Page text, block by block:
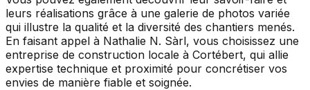
leurs réalisations grâce à une galerie de photos variée
qui illustre la qualité et la diversité des chantiers menés.
En faisant appel à Nathalie N. Sàrl, vous choisissez une
entreprise de construction locale à Cortébert, qui allie
expertise technique et proximité pour concrétiser vos
envies de manière fiable et soignée.